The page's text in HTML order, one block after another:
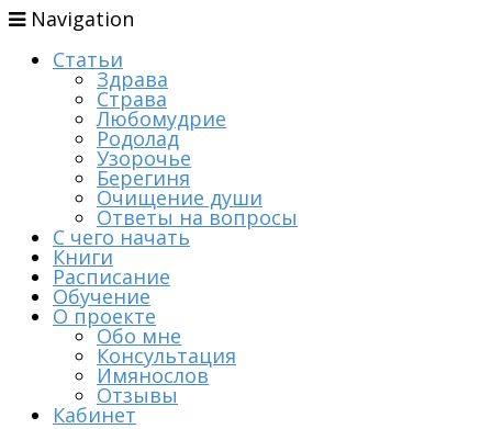
Navigation
Статьи
Здрава
Страва
Любомудрие
Родолад
Узорочье
Берегиня
Очищение души
Ответы на вопросы
С чего начать
Книги
Расписание
Обучение
О проекте
Обо мне
Консультация
Имянослов
Отзывы
Кабинет